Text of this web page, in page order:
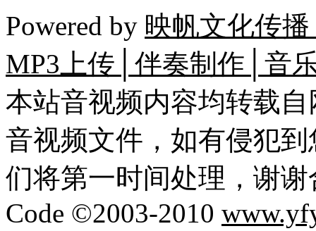
Powered by 映帆文化传
MP3上传│伴奏制作│音
本站音视频内容均转载
音视频文件，如有侵犯
们将第一时间处理，谢谢
Code ©2003-2010